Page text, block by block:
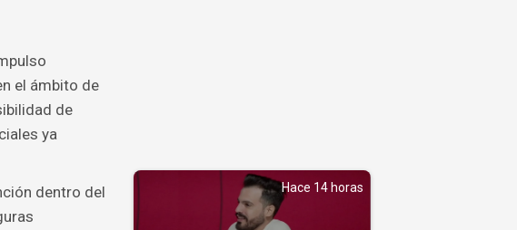
el ámbito de
de
ya
dentro del
Hace 14 horas